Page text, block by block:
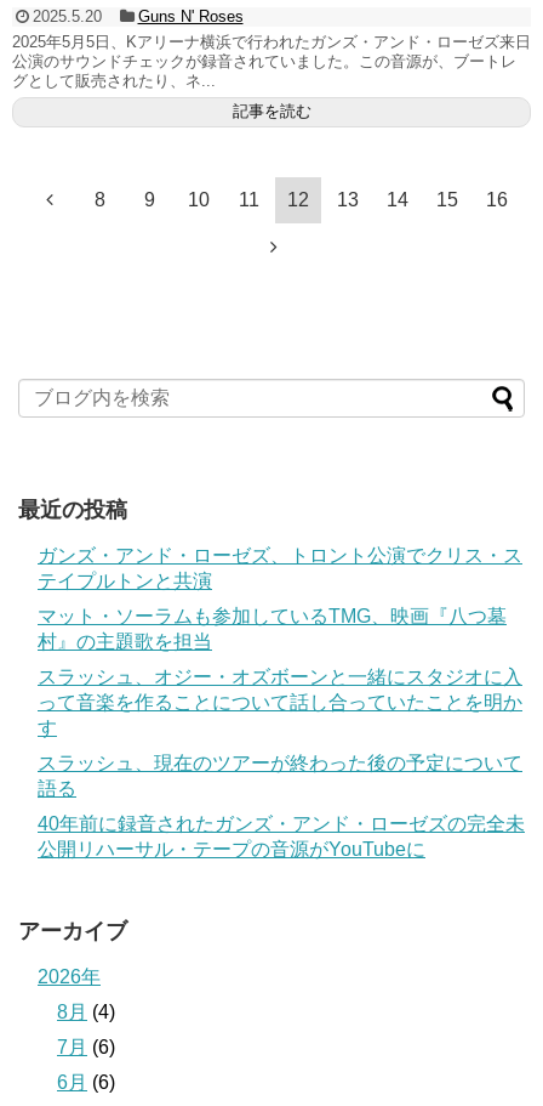
2025.5.20
Guns N' Roses
2025年5月5日、Kアリーナ横浜で行われたガンズ・アンド・ローゼズ来日
公演のサウンドチェックが録音されていました。この音源が、ブートレ
グとして販売されたり、ネ...
記事を読む
8 9 10 11 12 13 14 15 16
最近の投稿
ガンズ・アンド・ローゼズ、トロント公演でクリス・ス
テイプルトンと共演
マット・ソーラムも参加しているTMG、映画『八つ墓
村』の主題歌を担当
スラッシュ、オジー・オズボーンと一緒にスタジオに入
って音楽を作ることについて話し合っていたことを明か
す
スラッシュ、現在のツアーが終わった後の予定について
語る
40年前に録音されたガンズ・アンド・ローゼズの完全未
公開リハーサル・テープの音源がYouTubeに
アーカイブ
2026年
8月 (4)
7月 (6)
6月 (6)